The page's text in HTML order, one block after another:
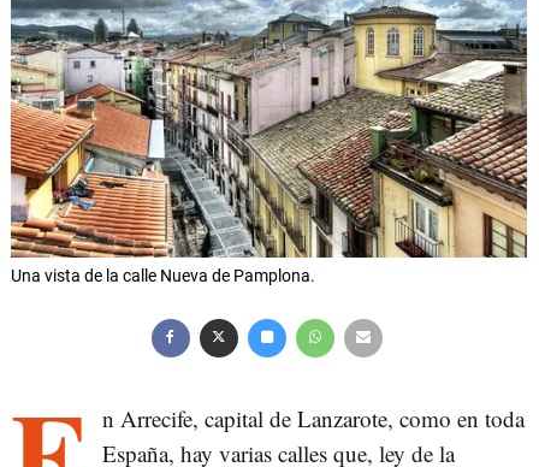
Una vista de la calle Nueva de Pamplona.
n Arrecife, capital de Lanzarote, como en toda
España, hay varias calles que, ley de la